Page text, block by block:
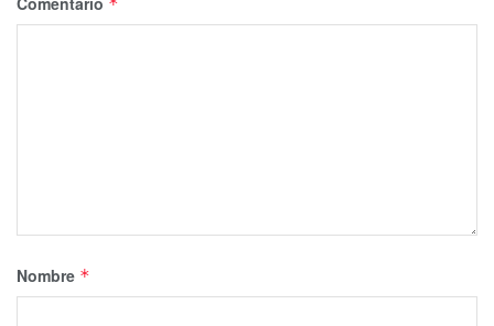
Nombre *